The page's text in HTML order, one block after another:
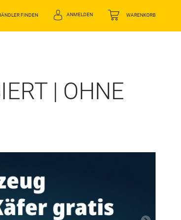
WARENKORB
FINDEN ANMELDEN
| OHNE